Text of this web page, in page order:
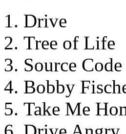
Drive
Tree of Life
Source Code
Bobby
Take Me